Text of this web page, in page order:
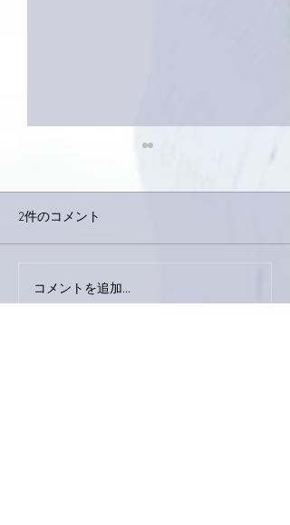
巨大なイタチきゅうり。
2件のコメント
コメントを追加…